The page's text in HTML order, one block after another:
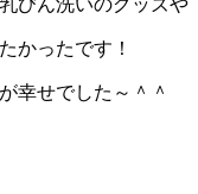
びん洗いのグッズや
かったです！
幸せでした～＾＾